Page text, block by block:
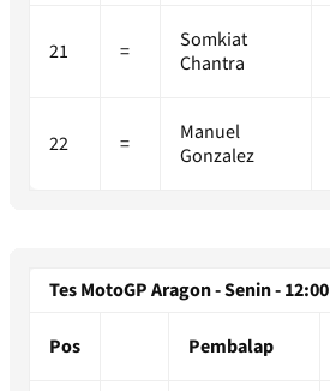
21 =
Somkiat
Chantra
22 =
Manuel
Gonzalez
Tes MotoGP Aragon - Senin - 12:00
Pos Pembalap